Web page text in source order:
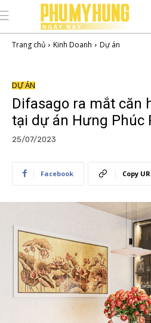
Trang chủ Kinh Doanh Dự án
DỰ ÁN
Difasago ra mắt căn
tại dự án Hưng Phúc
25/07/2023
Facebook Copy